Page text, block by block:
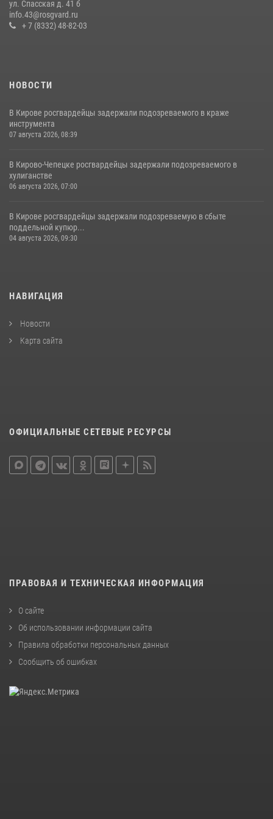
молодоженов
08 июля 2026, 06:46
ул. Спасская д. 41 б
info.43@rosgvard.ru
+ 7 (8332) 48-82-03
НОВОСТИ
В Кирове росгвардейцы задержали подозреваемого в краже
инструмента
07 августа 2026, 08:39
В Кирово-Чепецке росгвардейцы задержали подозреваемого в
хулиганстве
06 августа 2026, 07:00
В Кирове росгвардейцы задержали подозреваемую в сбыте
поддельной купюр...
04 августа 2026, 09:30
НАВИГАЦИЯ
Новости
Карта сайта
ОФИЦИАЛЬНЫЕ СЕТЕВЫЕ РЕСУРСЫ
ПРАВОВАЯ И ТЕХНИЧЕСКАЯ ИНФОРМАЦИЯ
О сайте
Об использовании информации сайта
Правила обработки персональных данных
Сообщить об ошибках